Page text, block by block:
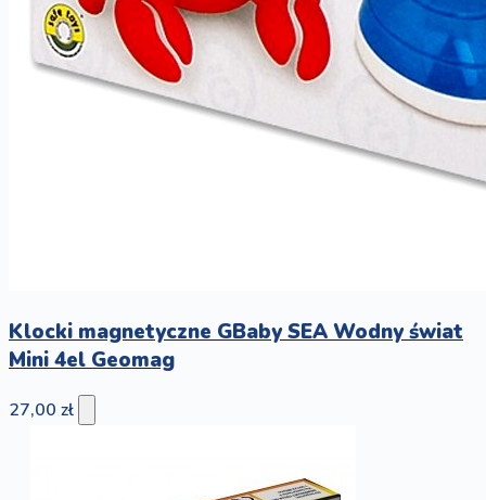
Klocki magnetyczne GBaby SEA Wodny świat
Mini 4el Geomag
27,00 zł